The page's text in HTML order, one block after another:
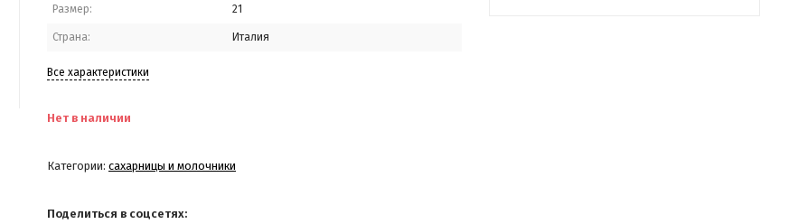
Размер: 21
Страна: Италия
Все характеристики
Нет в наличии
Категории: сахарницы и молочники
Поделиться в соцсетях: